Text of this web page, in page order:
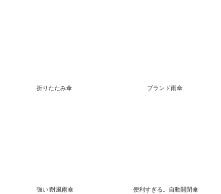
折りたたみ傘 ブランド雨傘
強い!耐風雨傘 便利すぎる。自動開閉傘